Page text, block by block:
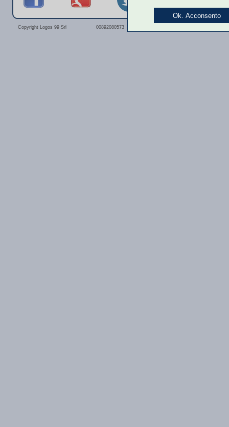
Copyright Logos 99 Srl 00892080573
Ok. Acconsento